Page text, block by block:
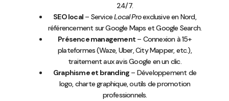
24/7.
SEO local– ServiceLocal Proexclusive en Nord,
référencement sur Google Maps et Google Search.
Présence management – Connexion à 15+
plateformes (Waze, Uber, City Mapper, etc.),
traitement aux avis Google en un clic.
Graphisme et branding – Développement de
logo, charte graphique, outils de promotion
professionnels.